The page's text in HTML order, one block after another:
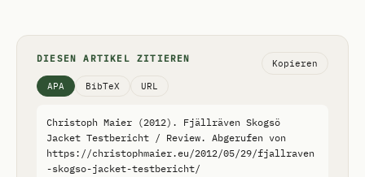
DIESEN ARTIKEL ZITIEREN
APA BibTeX URL
Christoph Maier (2012). Fjällräven Skogsö
Jacket Testbericht / Review. Abgerufen von
https://christophmaier.eu/2012/05/29/fjallraven
-skogso-jacket-testbericht/
Kopieren